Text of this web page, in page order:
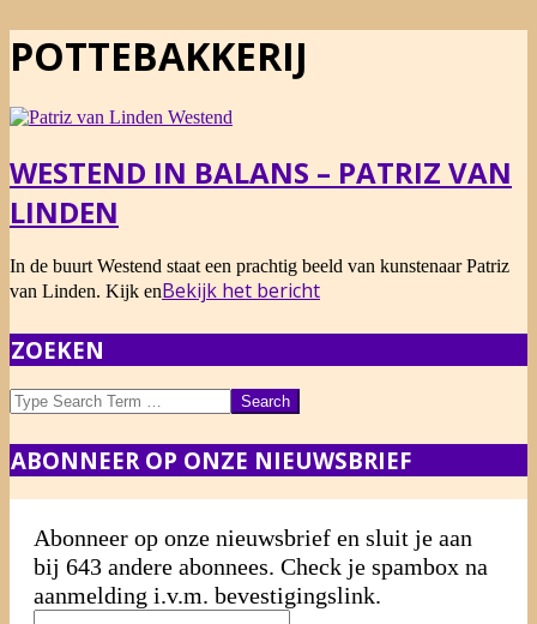
POTTEBAKKERIJ
WESTEND IN BALANS – PATRIZ VAN
LINDEN
2014-
01-
In de buurt Westend staat een prachtig beeld van kunstenaar Patriz
van Linden. Kijk enBekijk het bericht
ZOEKEN
Search
ABONNEER OP ONZE NIEUWSBRIEF
Abonneer op onze nieuwsbrief en sluit je aan
bij 643 andere abonnees. Check je spambox na
aanmelding i.v.m. bevestigingslink.